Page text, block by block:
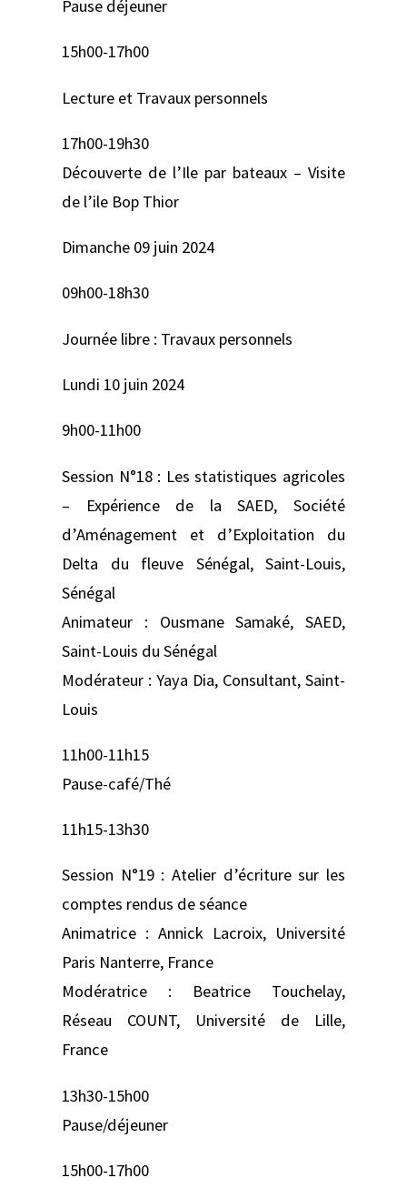
Pause déjeuner
15h00-17h00
Lecture et Travaux personnels
17h00-19h30
Découverte de l’Ile par bateaux – Visite
de l’ile Bop Thior
Dimanche 09 juin 2024
09h00-18h30
Journée libre : Travaux personnels
Lundi 10 juin 2024
9h00-11h00
Session N°18 : Les statistiques agricoles
– Expérience de la SAED, Société
d’Aménagement et d’Exploitation du
Delta du fleuve Sénégal, Saint-Louis,
Sénégal
Animateur : Ousmane Samaké, SAED,
Saint-Louis du Sénégal
Modérateur : Yaya Dia, Consultant, Saint-
Louis
11h00-11h15
Pause-café/Thé
11h15-13h30
Session N°19 : Atelier d’écriture sur les
comptes rendus de séance
Animatrice : Annick Lacroix, Université
Paris Nanterre, France
Modératrice : Beatrice Touchelay,
Réseau COUNT, Université de Lille,
France
13h30-15h00
Pause/déjeuner
15h00-17h00